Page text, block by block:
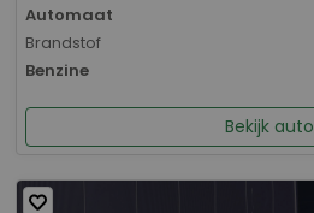
Automaat
Brandstof
Benzine
Bekijk auto